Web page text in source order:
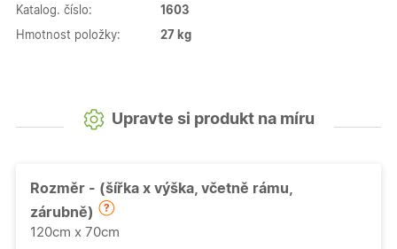
Katalog. číslo: 1603
Hmotnost položky: 27 kg
Upravte si produkt na míru
Rozměr - (šířka x výška, včetně rámu,
zárubně)
120cm x 70cm